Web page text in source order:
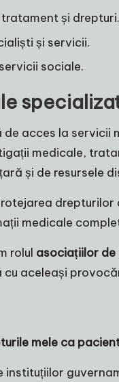
și drepturi.
și servicii.
sociale.
acces la
medicale,
și de resursele
medicale
rolul asociațiilor de
aceleași
mele ca